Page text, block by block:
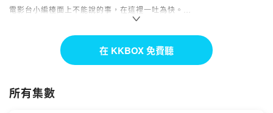
電影台小編檯面上不能說的事，在這裡一吐為快。
Powered by Firstory Hosting
在 KKBOX 免費聽
所有集數